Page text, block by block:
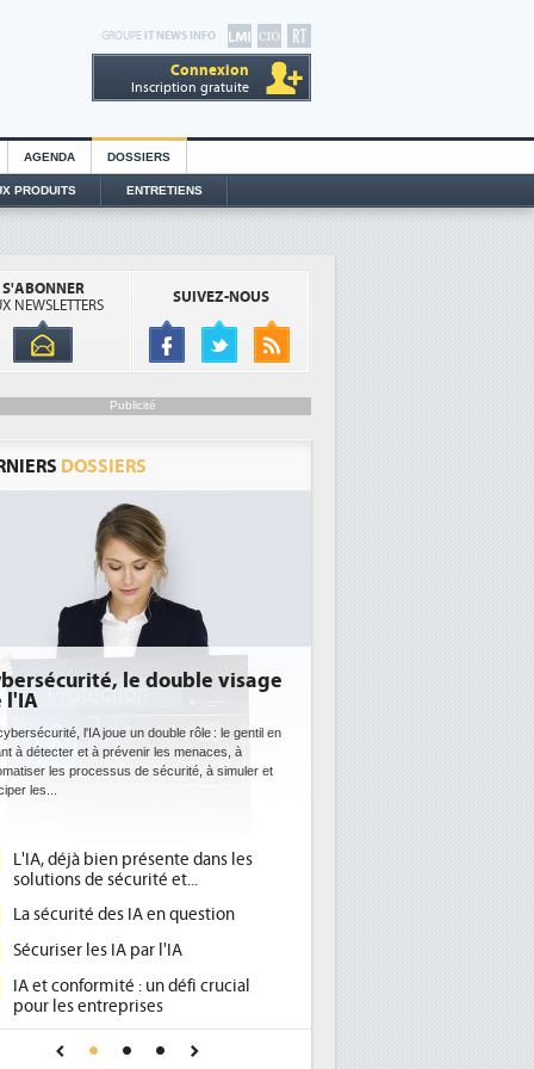
GROUPE IT NEWS INFO
Connexion
Inscription gratuite
AGENDA DOSSIERS
PRODUITS ENTRETIENS
S'ABONNER
NEWSLETTERS
SUIVEZ-NOUS
Publicité
DOSSIERS
le double visage
l'IA
l'IA joue un double rôle : le gentil en
à détecter et à prévenir les menaces, à
les processus de sécurité, à simuler et
les...
L'IA, déjà bien présente dans les
solutions de sécurité et...
La sécurité des IA en question
Sécuriser les IA par l'IA
IA et conformité : un défi crucial
pour les entreprises
Une IA de confiance pour une IA
plus sûre ?